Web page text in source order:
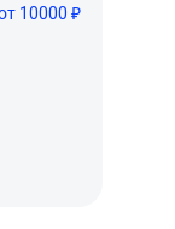
10000 ₽